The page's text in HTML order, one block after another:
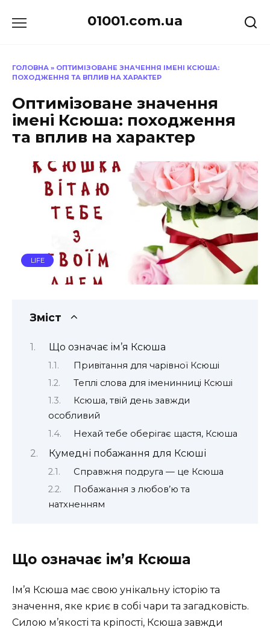
до
01001.com.ua
ГОЛОВНА » ОПТИМІЗОВАНЕ ЗНАЧЕННЯ ІМЕНІ КСЮША:
ПОХОДЖЕННЯ ТА ВПЛИВ НА ХАРАКТЕР
Оптимізоване значення
імені Ксюша: походження
та вплив на характер
LIFE
Зміст
Що означає ім’я Ксюша
Привітання для чарівної Ксюші
Теплі слова для іменинниці Ксюші
Ксюша, твій день завжди
особливий
Нехай тебе оберігає щастя, Ксюша
Кумедні побажання для Ксюші
Справжня подруга — це Ксюша
Побажання з любов’ю та
натхненням
Що означає ім’я Ксюша
Ім’я Ксюша має свою унікальну історію та
значення, яке криє в собі чари та загадковість.
Силою м’якості та кріпості, Ксюша завжди